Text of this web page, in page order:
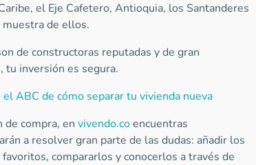
el Eje Cafetero, Antioquia, los Santanderes
muestra de ellos.
de constructoras reputadas y de gran
tu inversión es segura.
ABC de cómo separar tu vivienda nueva
de compra, en vivendo.coencuentras
a resolver gran parte de las dudas: añadir los
compararlos y conocerlos a través de